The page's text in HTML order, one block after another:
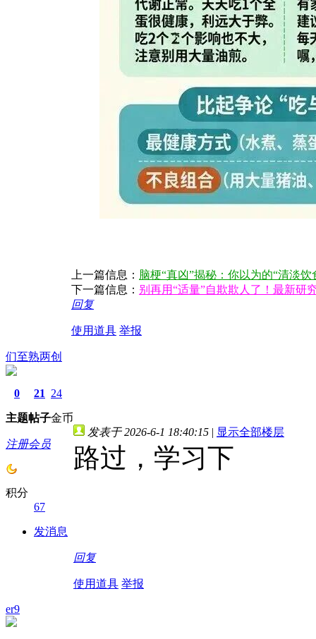
上一篇信息： 脑梗“真凶”揭秘：你以为的“清淡
下一篇信息： 别再用“适量”自欺欺人了！最新研
回复
使用道具 举报
们至熟两创
0
主题
21
帖子
24
金币
注册会员
积分
67
发消息
发表于 2026-6-1 18:40:15 | 显示全部楼层
路过，学习下
回复
使用道具 举报
er9